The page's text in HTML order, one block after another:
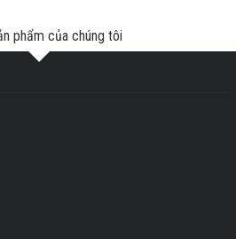
phẩm của chúng tôi